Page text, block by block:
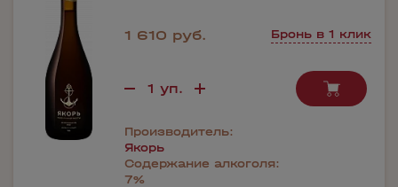
1 610 руб. Бронь в 1 клик
Производитель:
Якорь
Содержание алкоголя:
7%